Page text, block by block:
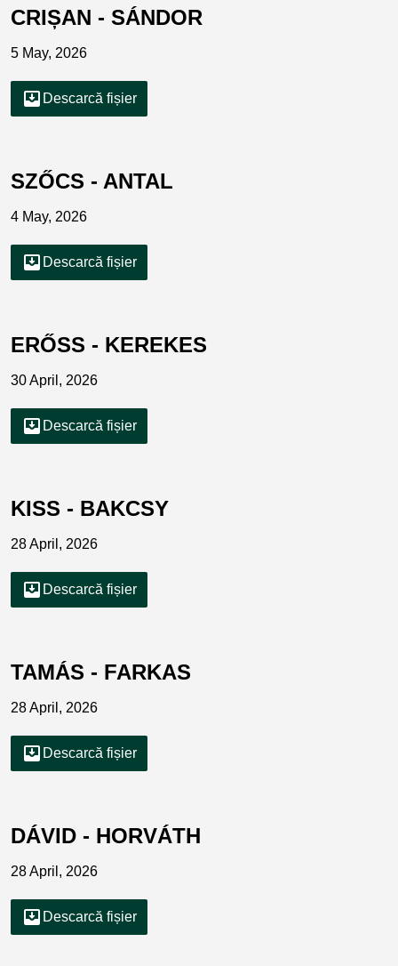
CRIȘAN - SÁNDOR
5 May, 2026
move_to_inbox Descarcă fișier
SZŐCS - ANTAL
4 May, 2026
move_to_inbox Descarcă fișier
ERŐSS - KEREKES
30 April, 2026
move_to_inbox Descarcă fișier
KISS - BAKCSY
28 April, 2026
move_to_inbox Descarcă fișier
TAMÁS - FARKAS
28 April, 2026
move_to_inbox Descarcă fișier
DÁVID - HORVÁTH
28 April, 2026
move_to_inbox Descarcă fișier